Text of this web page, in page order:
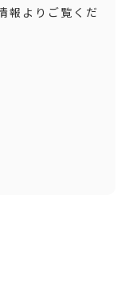
報よりご覧くだ